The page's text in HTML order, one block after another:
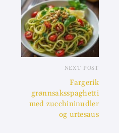
NEXT POST
Fargerik
grønnsaksspaghetti
med zucchininudler
og urtesaus